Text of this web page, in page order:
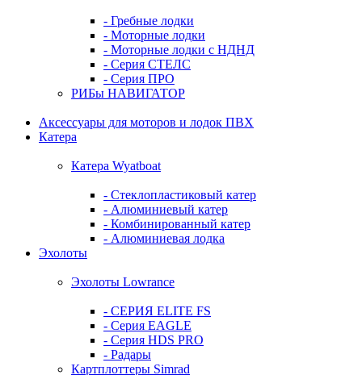
- Гребные лодки
- Моторные лодки
- Моторные лодки с НДНД
- Серия СТЕЛС
- Серия ПРО
РИБы НАВИГАТОР
Аксессуары для моторов и лодок ПВХ
Катера
Катера Wyatboat
- Cтеклопластиковый катер
- Алюминиевый катер
- Комбинированный катер
- Алюминиевая лодка
Эхолоты
Эхолоты Lowrance
- СЕРИЯ ELITE FS
- Серия EAGLE
- Серия HDS PRO
- Радары
Картплоттеры Simrad